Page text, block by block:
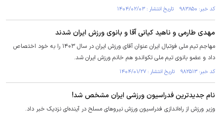
کد خبر: ۹۸۳۸۵۰ تاریخ انتشار : ۱۴۰۴/۰۲/۰۳
مهدی طارمی و ناهید کیانی آقا و بانوی ورزش ایران شدند
مهاجم تیم ملی فوتبال ایران عنوان آقای ورزش ایران در سال ۱۴۰۳ را به خود اختصاص
داد و عضو بانوی تیم ملی تکواندو هم خانم ورزش ایران شد.
کد خبر: ۹۸۲۵۱۳ تاریخ انتشار : ۱۴۰۴/۰۱/۲۷
نام جدیدترین فدراسیون ورزشی ایران مشخص شد!
وزیر ورزش از راه‌اندازی فدراسیون ورزش نیروهای مسلح در آینده‌ای نزدیک خبر داد.